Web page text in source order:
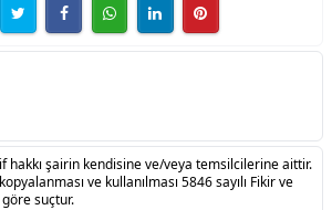
hakkı şairin kendisine ve/veya temsilcilerine aittir.
ve kullanılması 5846 sayılı Fikir ve
suçtur.